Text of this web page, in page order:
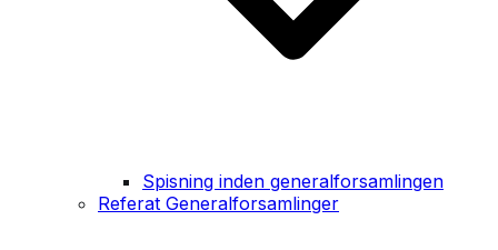
Spisning inden generalforsamlingen
Referat Generalforsamlinger